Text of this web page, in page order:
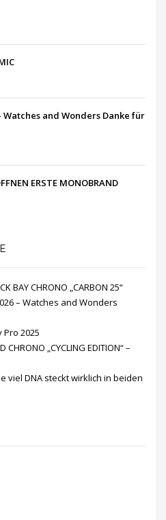
Watches and Wonders Danke für
ERSTE MONOBRAND
BAY CHRONO „CARBON 25“
– Watches and Wonders
Pro 2025
CHRONO „CYCLING EDITION“ –
viel DNA steckt wirklich in beiden